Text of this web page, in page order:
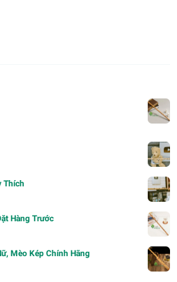
Thích
Hàng Trước
Mèo Kép Chính Hãng